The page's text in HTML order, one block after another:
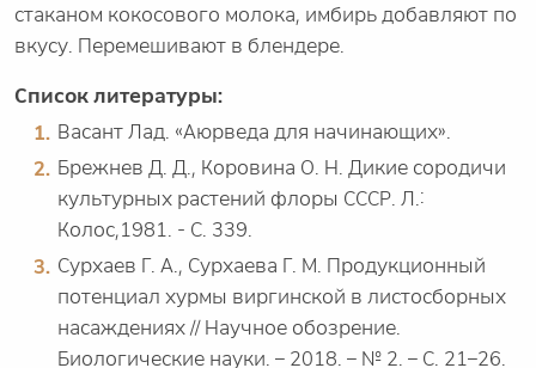
стаканом кокосового молока, имбирь добавляют по
вкусу. Перемешивают в блендере.
Список литературы:
Васант Лад. «Аюрведа для начинающих».
Брежнев Д. Д., Коровина О. Н. Дикие сородичи
культурных растений флоры СССР. Л.:
Колос,1981. - С. 339.
Сурхаев Г. А., Сурхаева Г. М. Продукционный
потенциал хурмы виргинской в листосборных
насаждениях // Научное обозрение.
Биологические науки. – 2018. – № 2. – С. 21–26.